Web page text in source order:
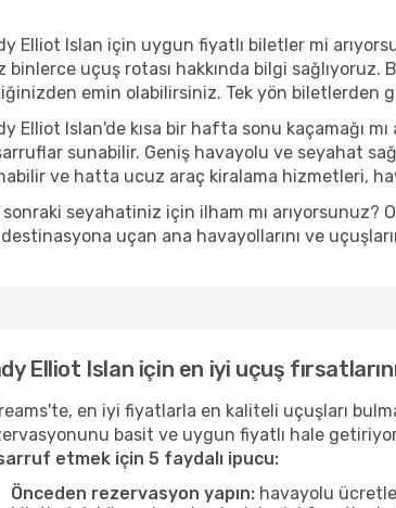
Elliot Islan için uygun fiyatlı biletler mi
binlerce uçuş rotası hakkında bilgi sağlıyoruz.
emin olabilirsiniz. Tek yön biletlerden
Elliot Islan'de kısa bir hafta sonu kaçamağı
sunabilir. Geniş havayolu ve seyahat
ve hatta ucuz araç kiralama hizmetleri,
sonraki seyahatiniz için ilham mı arıyorsunuz?
uçan ana havayollarını ve
Elliot Islan için en iyi uçuş
en iyi fiyatlarla en kaliteli uçuşları
basit ve uygun fiyatlı hale
etmek için 5 faydalı ipucu:
Önceden rezervasyon yapın: havayolu